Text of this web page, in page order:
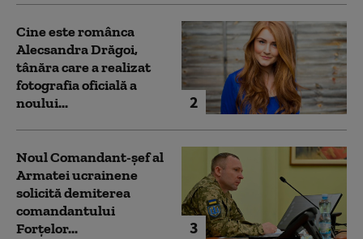
2
Cine este românca
Alecsandra Drăgoi,
tânăra care a realizat
fotografia oficială a
noului...
3
Noul Comandant-șef al
Armatei ucrainene
solicită demiterea
comandantului
Forțelor...